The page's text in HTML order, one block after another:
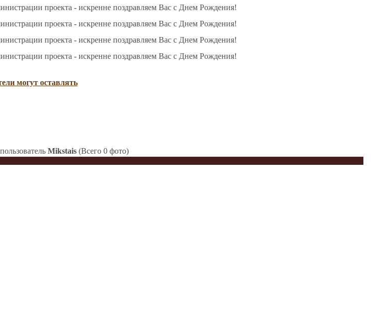
проекта - искренне поздравляем Вас с Днем Рождения!
проекта - искренне поздравляем Вас с Днем Рождения!
проекта - искренне поздравляем Вас с Днем Рождения!
проекта - искренне поздравляем Вас с Днем Рождения!
могут оставлять
Mikstais (Всего 0 фото)